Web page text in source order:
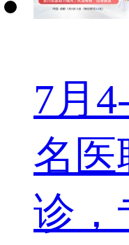
7月
名医
诊，